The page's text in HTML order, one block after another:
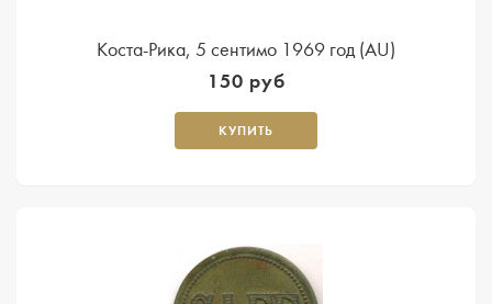
Коста-Рика, 5 сентимо 1969 год (AU)
150 руб
КУПИТЬ